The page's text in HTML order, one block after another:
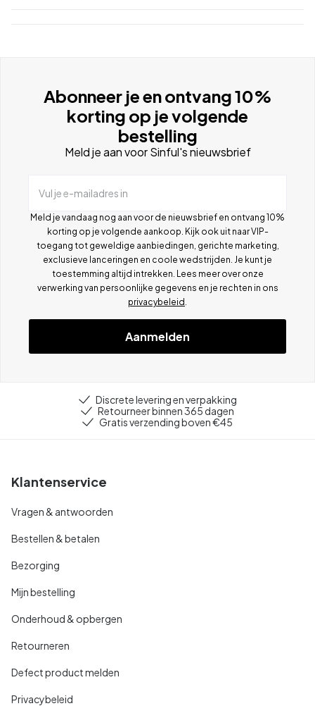
Abonneer je en ontvang 10%
korting op je volgende
bestelling
Meld je aan voor Sinful's nieuwsbrief
Vul je e-mailadres in
Meld je vandaag nog aan voor de nieuwsbrief en ontvang 10%
korting op je volgende aankoop. Kijk ook uit naar VIP-
toegang tot geweldige aanbiedingen, gerichte marketing,
exclusieve lanceringen en coole wedstrijden. Je kunt je
toestemming altijd intrekken. Lees meer over onze
verwerking van persoonlijke gegevens en je rechten in ons
privacybeleid
Aanmelden
Discrete levering en verpakking
Retourneer binnen 365 dagen
Gratis verzending boven €45
Klantenservice
Vragen & antwoorden
Bestellen & betalen
Bezorging
Mijn bestelling
Onderhoud & opbergen
Retourneren
Defect product melden
Privacybeleid